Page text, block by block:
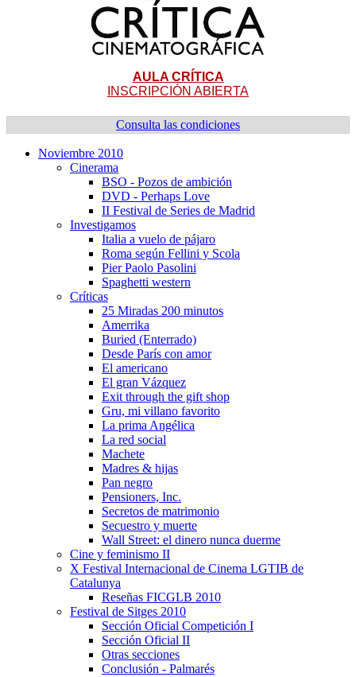
AULA CRÍTICA
INSCRIPCIÓN ABIERTA
Consulta las condiciones
Noviembre 2010
Cinerama
BSO - Pozos de ambición
DVD - Perhaps Love
II Festival de Series de Madrid
Investigamos
Italia a vuelo de pájaro
Roma según Fellini y Scola
Pier Paolo Pasolini
Spaghetti western
Crí­ticas
25 Miradas 200 minutos
Amerrika
Buried (Enterrado)
Desde Parí­s con amor
El americano
El gran Vázquez
Exit through the gift shop
Gru, mi villano favorito
La prima Angélica
La red social
Machete
Madres & hijas
Pan negro
Pensioners, Inc.
Secretos de matrimonio
Secuestro y muerte
Wall Street: el dinero nunca duerme
Cine y feminismo II
X Festival Internacional de Cinema LGTIB de
Catalunya
Reseñas FICGLB 2010
Festival de Sitges 2010
Sección Oficial Competición I
Sección Oficial II
Otras secciones
Conclusión - Palmarés